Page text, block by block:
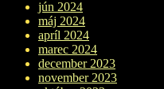
jún 2024
máj 2024
apríl 2024
marec 2024
december 2023
november 2023